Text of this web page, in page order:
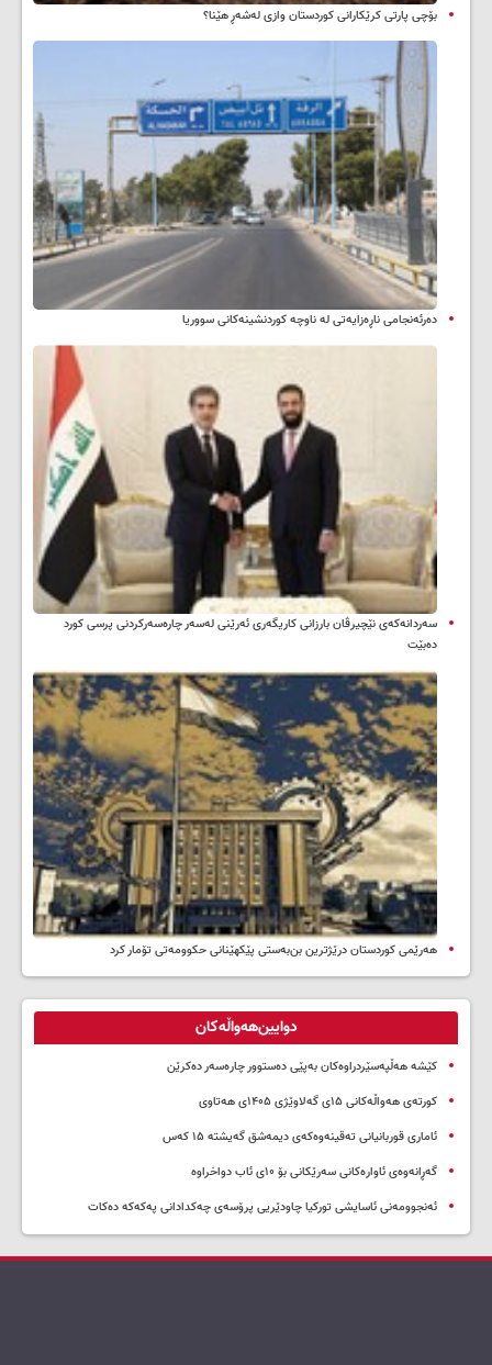
بۆچی پارتی کرێکارانی کوردستان وازی لەشەڕ هێنا؟
دەرئەنجامی ناڕەزایەتی لە ناوچە کوردنشینەکانی سووریا
سه‌ردانه‌کەی نێچیرڤان بارزانی كاریگه‌ری ئه‌رێنی له‌سه‌ر چاره‌سه‌ركردنی پرسی كورد
ده‌بێت
هەرێمی کوردستان درێژترین بن‌بەستی پێکهێنانی حکوومەتی تۆمار کرد
دوایین‌هەواڵەکان
کێشە هەڵپەسێردراوەکان بەپێی دەستوور چارەسەر دەکرێن
کورتەی هەواڵەکانی ۱۵ی گەلاوێژی ۱۴۰۵ی هەتاوی
ئاماری قوربانیانی تەقینەوەکەی دیمەشق گەیشتە ۱۵ کەس
گەڕانەوەی ئاوارەکانی سەرێکانی بۆ ۱۰ی ئاب دواخراوە
ئەنجوومەنی ئاسایشی تورکیا چاودێریی پرۆسەی چەکدادانی پەکەکە دەکات